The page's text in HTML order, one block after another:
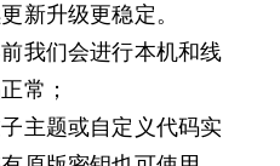
新升级更稳定。
我们会进行本机和线
常；
主题或自定义代码实